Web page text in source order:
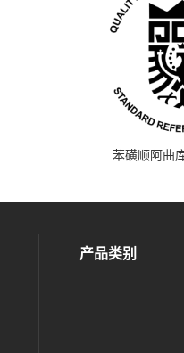
苯磺顺阿曲
产品类别